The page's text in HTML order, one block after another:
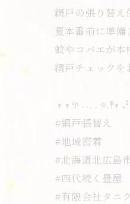
網戸の張り替え
夏本番前に準備
蚊やコバエが本
網戸チェック
𖥧 𖥧 𖧧 ˒˒. . 𖡼.𖤣𖥧
#網戸張替え
#地域密着
#北海道北広島
#四代続く畳屋
#有限会社タニ